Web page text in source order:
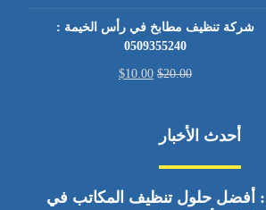
شركة تنظيف مطابخ في رأس الخيمة :
0509355240
$20.00
$10.00
أحدث الأخبار
أفضل حلول تنظيف المكاتب في